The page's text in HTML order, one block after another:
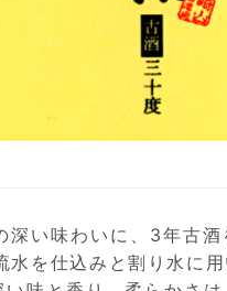
い味わいに、3年古
を仕込みと割り水に